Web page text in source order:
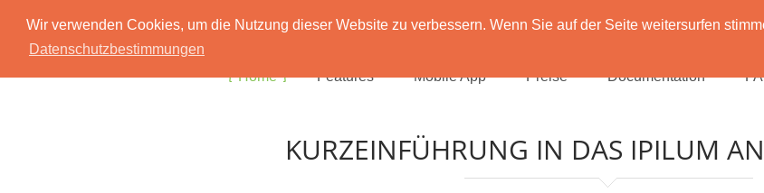
Wir verwenden Cookies, um die Nutzung dieser Website zu verbessern. Wenn Sie auf der Seite weitersurfen
Datenschutzbestimmungen
Home Features Mobile App Preise Documentation
KURZEINFÜHRUNG IN DAS IPILUM